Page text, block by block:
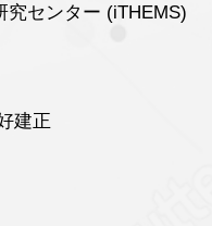
究センター (iTHEMS)
建正